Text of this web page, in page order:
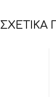
ΣΧΕΤΙΚΑ